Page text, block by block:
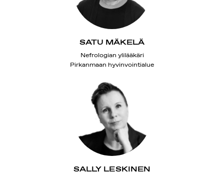
SATU MÄKELÄ
Nefrologian ylilääkäri
Pirkanmaan hyvinvointialue
SALLY LESKINEN